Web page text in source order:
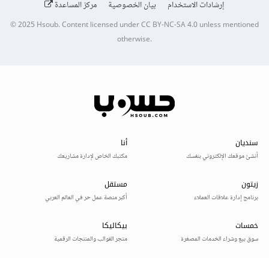
إرشادات الاستخدام
بيان الخصوصية مركز المساعدة
© 2025Hsoub.Content licensed underCC BY-NC-SA 4.0unless mentioned
otherwise.